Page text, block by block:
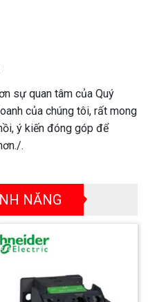
sự quan tâm của Quý
của chúng tôi, rất mong
ý kiến đóng góp để
.
NĂNG